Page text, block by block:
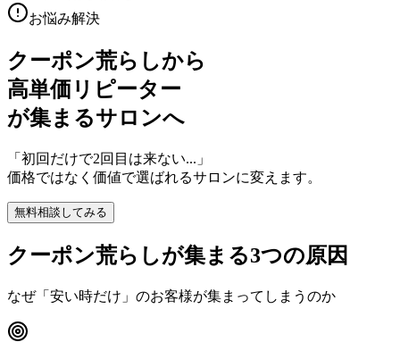
お悩み解決
クーポン荒らしから
高単価リピーター
が集まるサロンへ
「初回だけで2回目は来ない...」
価格ではなく価値で選ばれるサロンに変えます。
無料相談してみる
クーポン荒らしが集まる3つの原因
なぜ「安い時だけ」のお客様が集まってしまうのか